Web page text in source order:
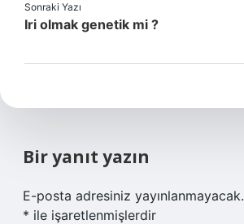
Sonraki Yazı
Iri olmak genetik mi ?
Bir yanıt yazın
E-posta adresiniz yayınlanmayacak.
* ile işaretlenmişlerdir